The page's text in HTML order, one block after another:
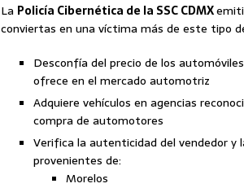
La Policía Cibernética de la SSC CDMX
conviertas en una víctima más de este tipo
Desconfía del precio de los
ofrece en el mercado automotriz
Adquiere vehículos en agencias
compra de automotores
Verifica la autenticidad del vendedor
provenientes de:
Morelos